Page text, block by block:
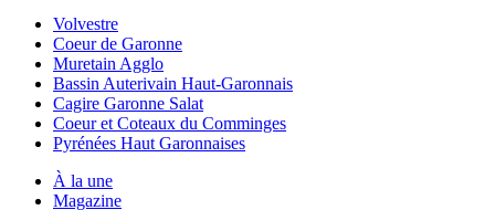
Volvestre
Coeur de Garonne
Muretain Agglo
Bassin Auterivain Haut-Garonnais
Cagire Garonne Salat
Coeur et Coteaux du Comminges
Pyrénées Haut Garonnaises
À la une
Magazine